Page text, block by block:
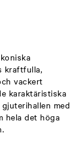
kraftfulla,
vackert
karaktäristiska
med
hela det höga